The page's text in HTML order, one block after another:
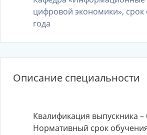
цифровой экономики», срок
года
Описание специальности
Квалификация выпускника –
Нормативный срок